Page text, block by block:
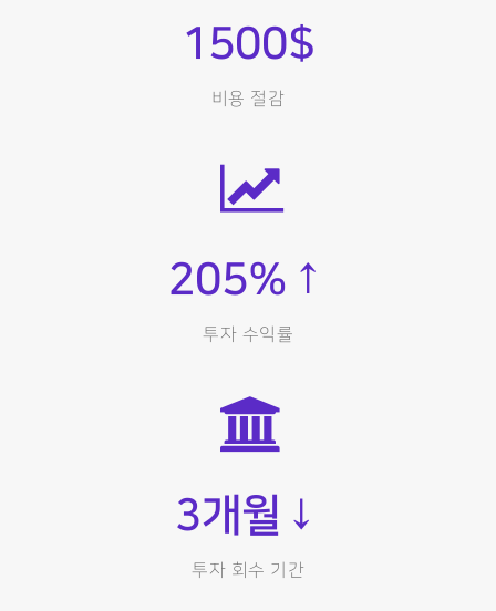
1500$
비용 절감
205%↑
투자 수익률
3개월↓
투자 회수 기간